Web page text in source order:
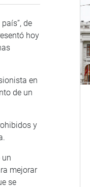
de
hoy
en
de un
y
un
mejorar
se